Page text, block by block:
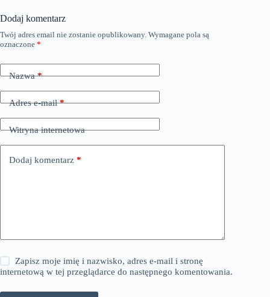
Dodaj komentarz
Twój adres email nie zostanie opublikowany. Wymagane pola są
oznaczone *
Nazwa*
Adres e-mail*
Witryna internetowa
Dodaj komentarz *
Zapisz moje imię i nazwisko, adres e-mail i stronę
internetową w tej przeglądarce do następnego komentowania.